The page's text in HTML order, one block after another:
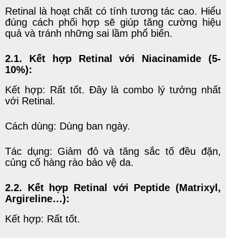
Retinal là hoạt chất có tính tương tác cao. Hiểu
đúng cách phối hợp sẽ giúp tăng cường hiệu
quả và tránh những sai lầm phổ biến.
2.1. Kết hợp Retinal với Niacinamide (5-
10%):
Kết hợp: Rất tốt. Đây là combo lý tưởng nhất
với Retinal.
Cách dùng: Dùng ban ngày.
Tác dụng: Giảm đỏ và tăng sắc tố đều đặn,
củng cố hàng rào bảo vệ da.
2.2. Kết hợp Retinal với Peptide (Matrixyl,
Argireline…):
Kết hợp: Rất tốt.